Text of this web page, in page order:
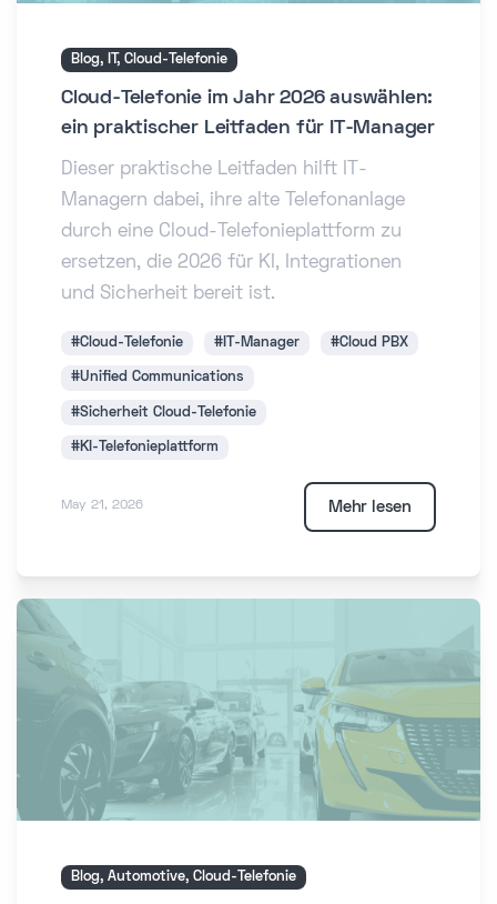
Blog, IT, Cloud-Telefonie
Cloud-Telefonie im Jahr 2026 auswählen:
ein praktischer Leitfaden für IT-Manager
Dieser praktische Leitfaden hilft IT-
Managern dabei, ihre alte Telefonanlage
durch eine Cloud-Telefonieplattform zu
ersetzen, die 2026 für KI, Integrationen
und Sicherheit bereit ist.
#Cloud-Telefonie #IT-Manager #Cloud PBX
#Unified Communications
#Sicherheit Cloud-Telefonie
#KI-Telefonieplattform
May 21, 2026 Mehr lesen
Blog, Automotive, Cloud-Telefonie